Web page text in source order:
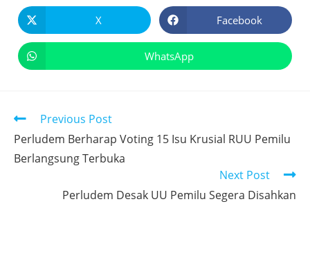
X Facebook
WhatsApp
Previous Post
Perludem Berharap Voting 15 Isu Krusial RUU Pemilu
Berlangsung Terbuka
Next Post
Perludem Desak UU Pemilu Segera Disahkan